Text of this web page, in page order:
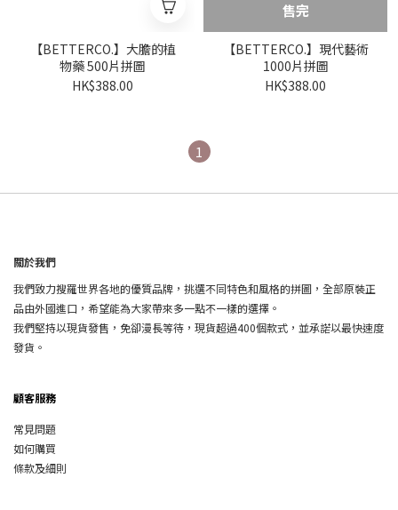
【BETTERCO.】大膽的植
物藥 500片拼圖
HK$388.00
售完
【BETTERCO.】現代藝術
1000片拼圖
HK$388.00
1
關於我們
我們致力搜羅世界各地的優質品牌，挑選不同特色和風格的拼圖，全部原裝正
品由外國進口，希望能為大家帶來多一點不一樣的選擇。
我們堅持以現貨發售，免卻漫長等待，現貨超過400個款式，並承諾以最快速度
發貨。
顧客服務
常見問題
如何購買
條款及細則